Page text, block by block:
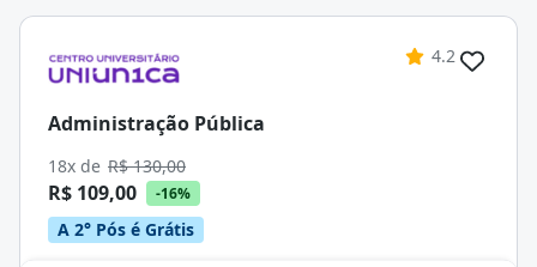
4.2
Administração Pública
18x de R$ 130,00
R$ 109,00 -16%
A 2° Pós é Grátis